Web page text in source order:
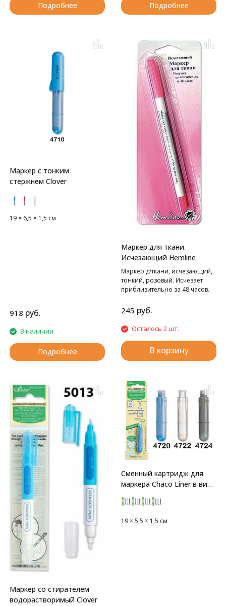
Подробнее Подробнее
Маркер с тонким
стержнем Clover
19 × 6,5 × 1,5 см
918 руб.
В наличии
Подробнее
Маркер для ткани.
Исчезающий Hemline
Маркер д/ткани, исчезающий,
тонкий, розовый. Исчезает
приблизительно за 48 часов.
245 руб.
Осталось 2 шт.
В корзину
Маркер со стирателем
водорастворимый Clover
Сменный картридж для
маркера Chaco Liner в виде
19 × 5,5 × 1,5 см